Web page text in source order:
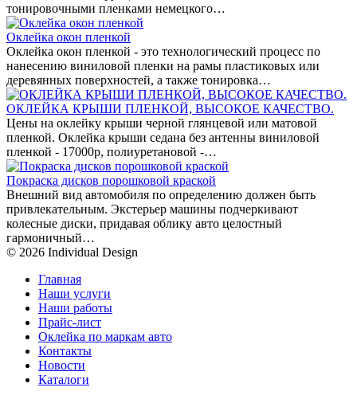
тонировочными пленками немецкого…
Оклейка окон пленкой
Оклейка окон пленкой - это технологический процесс по
нанесению виниловой пленки на рамы пластиковых или
деревянных поверхностей, а также тонировка…
ОКЛЕЙКА КРЫШИ ПЛЕНКОЙ, ВЫСОКОЕ КАЧЕСТВО.
Цены на оклейку крыши черной глянцевой или матовой
пленкой. Оклейка крыши седана без антенны виниловой
пленкой - 17000р, полиуретановой -…
Покраска дисков порошковой краской
Внешний вид автомобиля по определению должен быть
привлекательным. Экстерьер машины подчеркивают
колесные диски, придавая облику авто целостный
гармоничный…
© 2026 Individual Design
Главная
Наши услуги
Наши работы
Прайс-лист
Оклейка по маркам авто
Контакты
Новости
Каталоги